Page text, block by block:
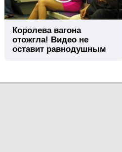
Королева вагона
отожгла! Видео не
оставит равнодушным